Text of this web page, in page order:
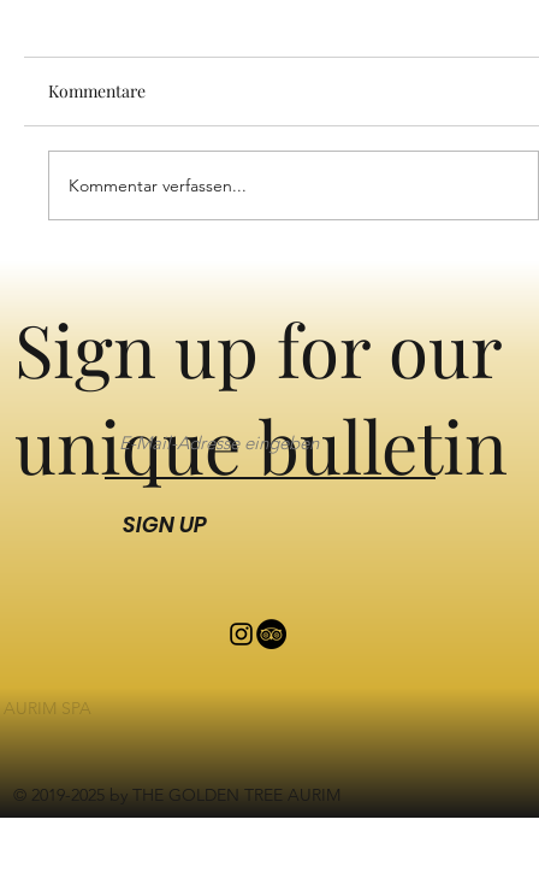
aus Erbe & Opulenz
Kommentare
Kommentar verfassen...
Sign up for our
unique bulletin
AURIM SPA
© 2019-2025 by THE GOLDEN TREE AURIM
SIGN UP